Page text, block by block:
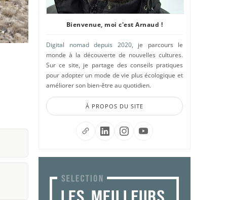
Bienvenue, moi c'est Arnaud !
Digital nomad depuis 2020, je parcours le
monde à la découverte de nouvelles cultures.
Sur ce site, je partage des conseils pratiques
pour adopter un mode de vie plus écologique et
améliorer son bien-être au quotidien.
À PROPOS DU SITE